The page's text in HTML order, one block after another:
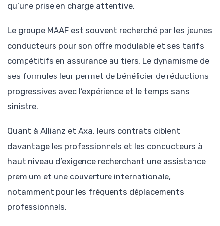
qu’une prise en charge attentive.
Le groupe MAAF est souvent recherché par les jeunes
conducteurs pour son offre modulable et ses tarifs
compétitifs en assurance au tiers. Le dynamisme de
ses formules leur permet de bénéficier de réductions
progressives avec l’expérience et le temps sans
sinistre.
Quant à Allianz et Axa, leurs contrats ciblent
davantage les professionnels et les conducteurs à
haut niveau d’exigence recherchant une assistance
premium et une couverture internationale,
notamment pour les fréquents déplacements
professionnels.